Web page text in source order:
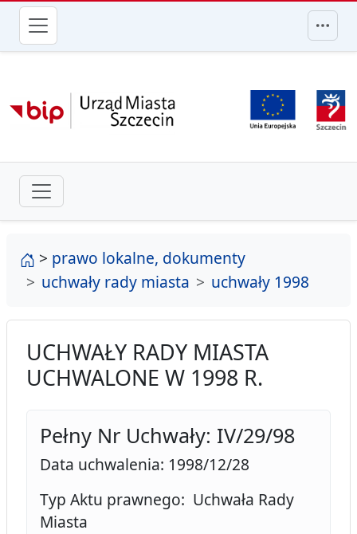
przejdź do głównego menu
strona główna
> prawo lokalne, dokumenty
uchwały rady miasta
uchwały 1998
UCHWAŁY RADY MIASTA
UCHWALONE W 1998 R.
Pełny Nr Uchwały: IV/29/98
Data uchwalenia: 1998/12/28
Typ Aktu prawnego: Uchwała Rady
Miasta